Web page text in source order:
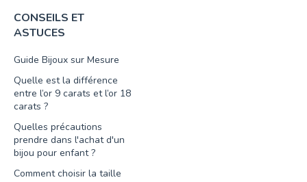
CONSEILS ET
ASTUCES
Guide Bijoux sur Mesure
Quelle est la différence
entre l’or 9 carats et l’or 18
carats ?
Quelles précautions
prendre dans l'achat d'un
bijou pour enfant ?
Comment choisir la taille